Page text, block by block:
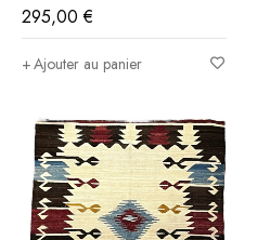
295,00€
Ajouter au panier